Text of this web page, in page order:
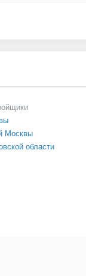
Москвы
области